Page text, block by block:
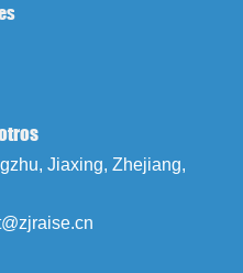
Jiaxing, Zhejiang,